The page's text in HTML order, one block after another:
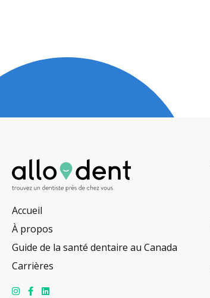
Accueil
À propos
Guide de la santé dentaire au Canada
Carrières